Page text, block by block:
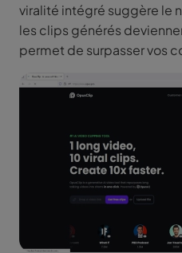
viralité intégré suggère le
les clips générés
permet de surpasser vos